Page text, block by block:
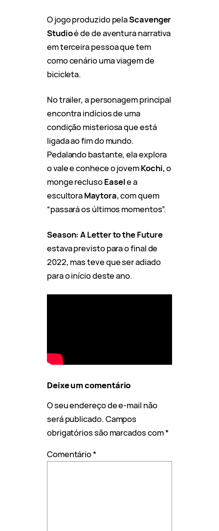
O jogo produzido pelaScavenger
Studioé de de aventura narrativa
em terceira pessoa que tem
como cenário uma viagem de
bicicleta.
No trailer, a personagem principal
encontra indícios de uma
condição misteriosa que está
ligada ao fim do mundo.
Pedalando bastante, ela explora
o vale e conhece o jovemKochi,o
monge reclusoEasele a
escultoraMaytora, com quem
“passará os últimos momentos”.
Season: A Letter to the Future
estava previsto para o final de
2022, mas teve que ser adiado
para o início deste ano.
Deixe um comentário
O seu endereço de e-mail não
será publicado. Campos
obrigatórios são marcados com*
Comentário*